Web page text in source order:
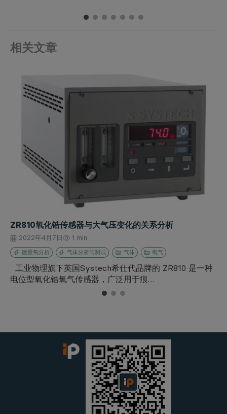
相关文章
ZR810氧化锆传感器与大气压变化的关系分析
2022年4月7日 1 min
微量氧分析 气体分析与测试 气体 氧气
工业物理旗下英国Systech希仕代品牌的 ZR810 是一种
电位型氧化锆氧气传感器，广泛用于痕…